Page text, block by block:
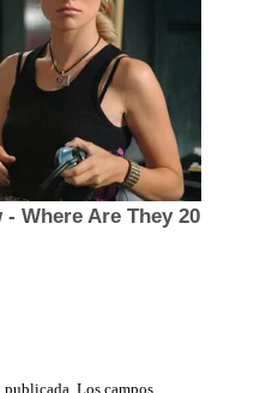
publicada. Los campos